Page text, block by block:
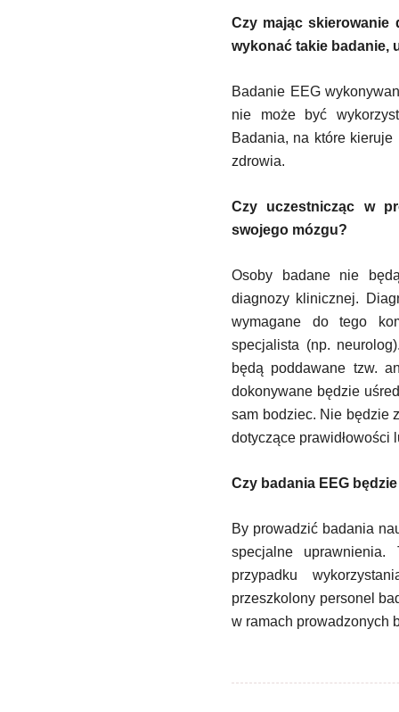
Czy mając skierowanie
wykonać takie badanie,
Badanie EEG
nie może być
Badania, na które
zdrowia.
Czy uczestnicząc w
swojego mózgu?
Osoby badane nie
diagnozy klinicznej.
wymagane do tego
specjalista (np.
będą poddawane tzw.
dokonywane będzie
sam bodziec. Nie będzie
dotyczące prawidłowości
Czy badania EEG
By prowadzić badania
specjalne
przypadku
przeszkolony personel
w ramach prowadzonych